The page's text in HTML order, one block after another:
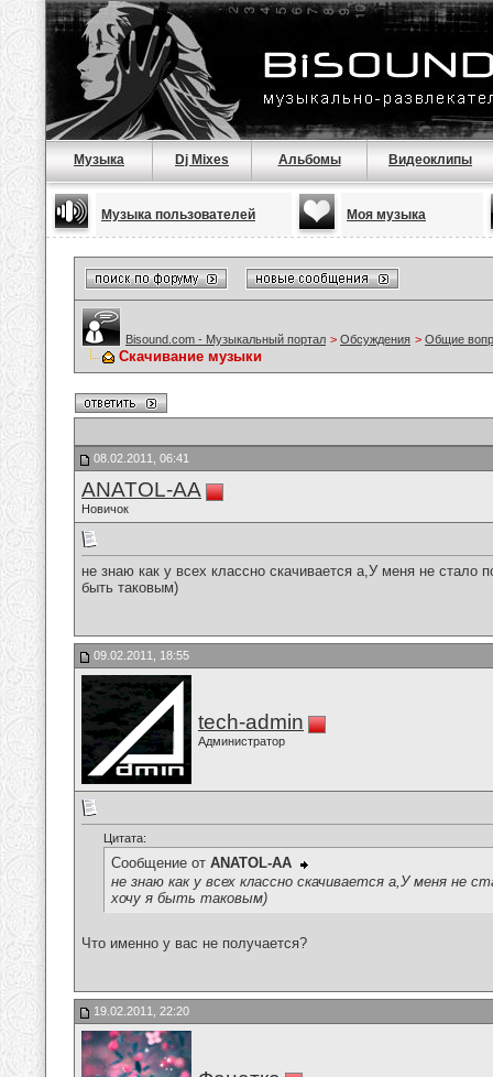
Музыка Dj Mixes Альбомы Видеоклипы
Музыка пользователей Моя музыка
Bisound.com - Музыкальный портал > Обсуждения > Общие
Скачивание музыки
08.02.2011, 06:41
ANATOL-AA
Новичок
не знаю как у всех классно скачивается а,У меня не
быть таковым)
09.02.2011, 18:55
tech-admin
Администратор
Цитата:
Сообщение от ANATOL-AA
не знаю как у всех классно скачивается а,У меня
хочу я быть таковым)
Что именно у вас не получается?
19.02.2011, 22:20